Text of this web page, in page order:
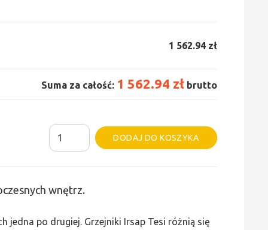
1 562.94 zł
Suma za całość: 1 562.94 zł brutto
ilość
Grzejnik
DODAJ DO KOSZYKA
Alternative:
wnętrz.
jedna po drugiej. Grzejniki Irsap Tesi różnią się